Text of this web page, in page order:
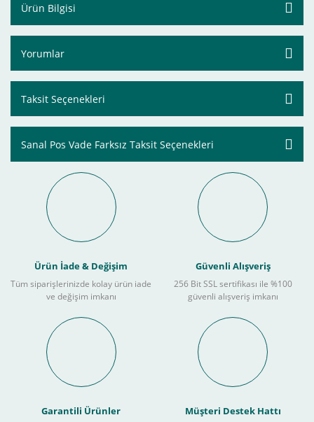
Ürün Bilgisi
Yorumlar
Taksit Seçenekleri
Sanal Pos Vade Farksız Taksit Seçenekleri
Ürün İade & Değişim
Tüm siparişlerinizde kolay ürün iade
ve değişim imkanı
Güvenli Alışveriş
256 Bit SSL sertifikası ile %100
güvenli alışveriş imkanı
Garantili Ürünler Müşteri Destek Hattı